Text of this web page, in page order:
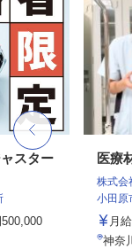
スター 医療
株式
小田原
月
神奈